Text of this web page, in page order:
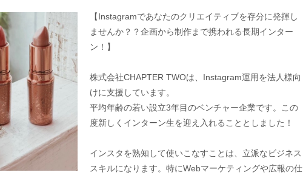
【Instagramであなたのクリエイティブを存分に発揮し
ませんか？？企画から制作まで携われる長期インター
ン！】
株式会社CHAPTER TWOは、Instagram運用を法人様向
けに支援しています。
平均年齢の若い設立3年目のベンチャー企業です。この
度新しくインターン生を迎え入れることとしました！
インスタを熟知して使いこなすことは、立派なビジネス
スキルになります。特にWebマーケティングや広報の仕